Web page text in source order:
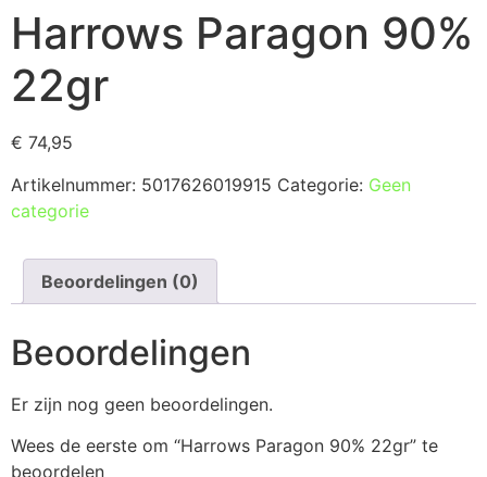
Harrows Paragon 90%
22gr
€ 74,95
Artikelnummer: 5017626019915 Categorie: Geen
categorie
Beoordelingen (0)
Beoordelingen
Er zijn nog geen beoordelingen.
Wees de eerste om “Harrows Paragon 90% 22gr” te
beoordelen